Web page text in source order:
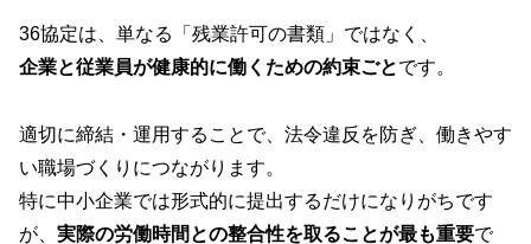
36協定は、単なる「残業許可の書類」ではなく、
企業と従業員が健康的に働くための約束ごとです。
適切に締結・運用することで、法令違反を防ぎ、働きやす
い職場づくりにつながります。
特に中小企業では形式的に提出するだけになりがちです
が、 実際の労働時間との整合性を取ることが最も重要で